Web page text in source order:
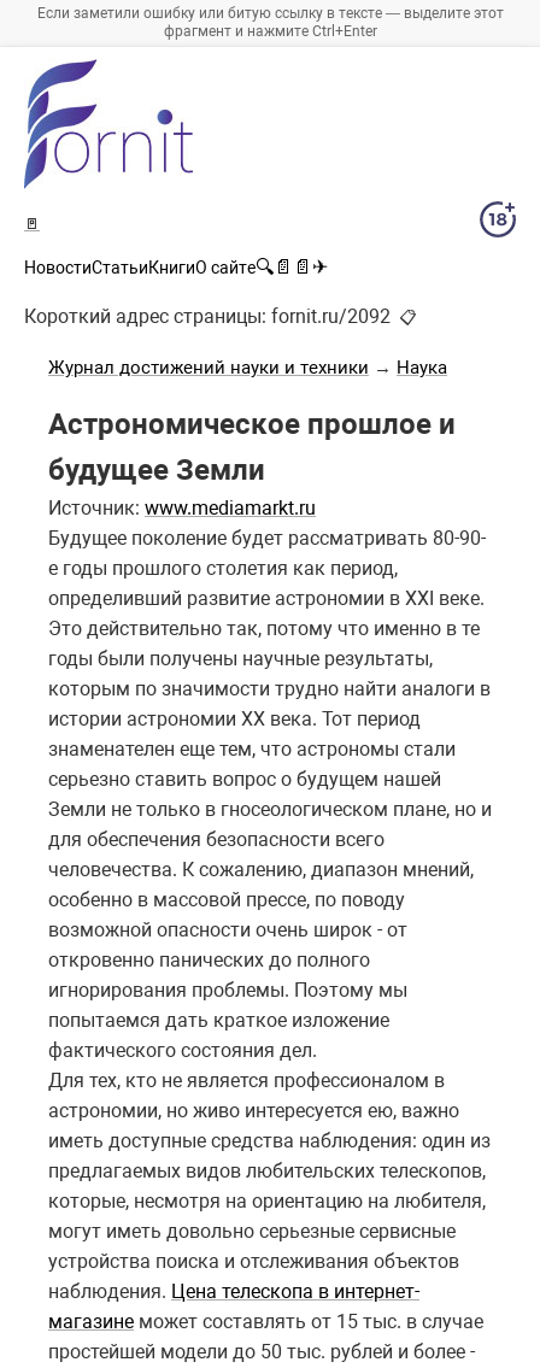
Если заметили ошибку или битую ссылку в тексте — выделите этот
фрагмент и нажмите Ctrl+Enter
🚪
НовостиСтатьиКнигиО сайте🔍 📄 📄 ✈
Короткий адрес страницы: fornit.ru/2092 📋
Журнал достижений науки и техники → Наука
Астрономическое прошлое и
будущее Земли
Источник: www.mediamarkt.ru
Будущее поколение будет рассматривать 80-90-
е годы прошлого столетия как период,
определивший развитие астрономии в XXI веке.
Это действительно так, потому что именно в те
годы были получены научные результаты,
которым по значимости трудно найти аналоги в
истории астрономии XX века. Тот период
знаменателен еще тем, что астрономы стали
серьезно ставить вопрос о будущем нашей
Земли не только в гносеологическом плане, но и
для обеспечения безопасности всего
человечества. К сожалению, диапазон мнений,
особенно в массовой прессе, по поводу
возможной опасности очень широк - от
откровенно панических до полного
игнорирования проблемы. Поэтому мы
попытаемся дать краткое изложение
фактического состояния дел.
Для тех, кто не является профессионалом в
астрономии, но живо интересуется ею, важно
иметь доступные средства наблюдения: один из
предлагаемых видов любительских телескопов,
которые, несмотря на ориентацию на любителя,
могут иметь довольно серьезные сервисные
устройства поиска и отслеживания объектов
наблюдения. Цена телескопа в интернет-
магазине может составлять от 15 тыс. в случае
простейшей модели до 50 тыс. рублей и более -